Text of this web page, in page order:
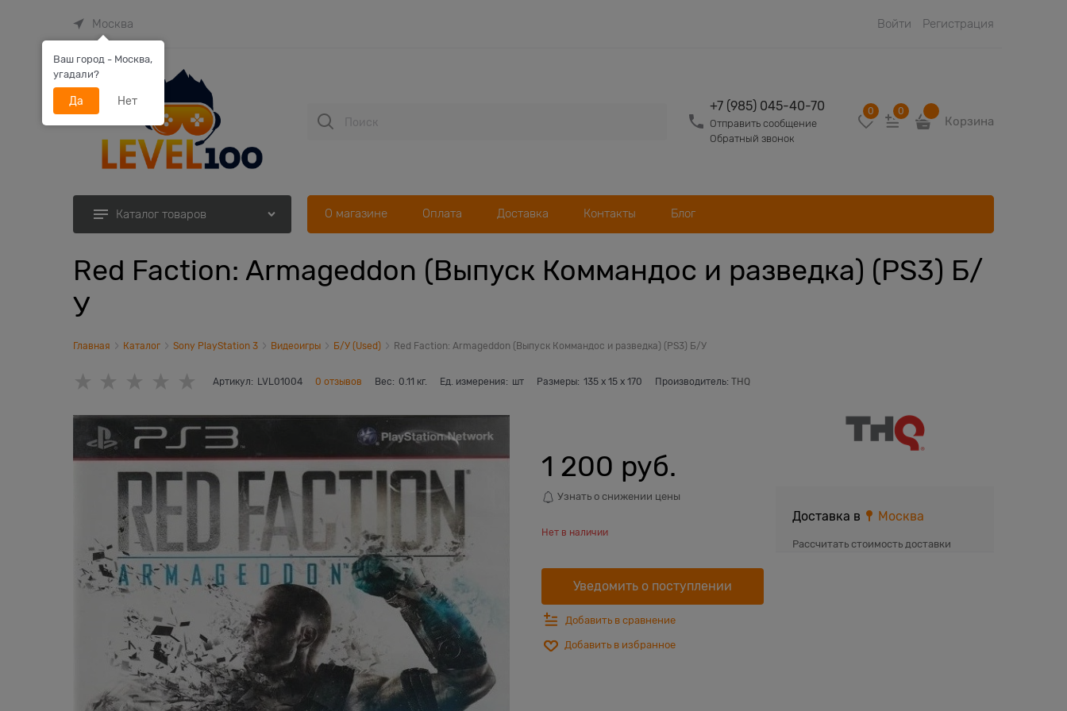
Москва Войти Регистрация
+7 (985) 045-40-70
Отправить сообщение
Обратный звонок
0 0
Корзина
Каталог товаров О магазине Оплата Доставка Контакты Блог
Red Faction: Armageddon (Выпуск Коммандос и разведка) (PS3) Б/
У
Главная Каталог Sony PlayStation 3 Видеоигры Б/У (Used) Red Faction: Armageddon (Выпуск Коммандос и разведка) (PS3) Б/У
Артикул: LVL01004 0 отзывов Вес: 0.11 кг. Ед. измерения: шт Размеры: 135x 15x 170 Производитель: THQ
1 200 руб.
Узнать о снижении цены
Нет в наличии
Уведомить о поступлении
Добавить в сравнение
Добавить в избранное
Доставка в Москва
Рассчитать стоимость доставки
Ваш город - Москва,
угадали?
Да Нет